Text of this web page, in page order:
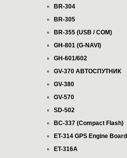
BR-304
BR-305
BR-355 (USB / COM)
GH-801 (G-NAVI)
GH-601/602
GV-370 АВТОСПУТНИК
GV-380
GV-570
SD-502
BC-337 (Compact Flash)
ET-314 GPS Engine Board
ET-316A